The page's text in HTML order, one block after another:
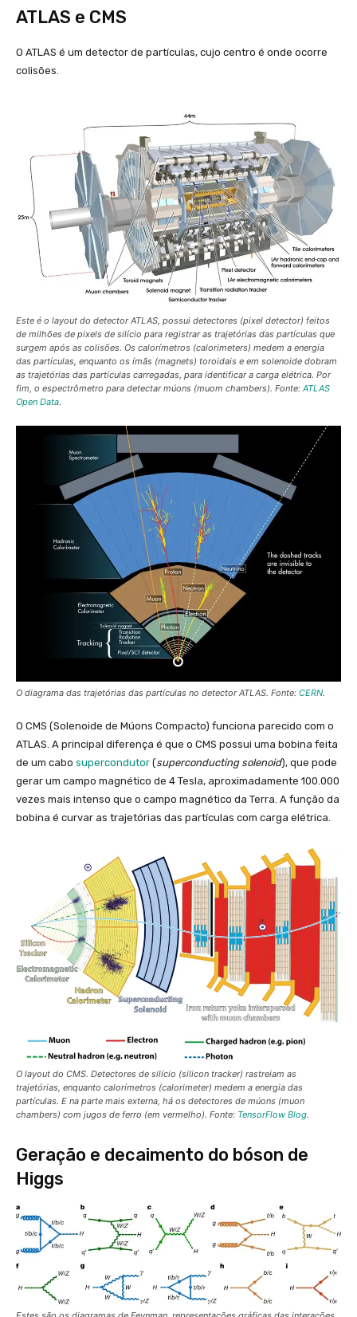
ATLAS e CMS
O ATLAS é um detector de partículas, cujo centro é onde ocorre
colisões.
Este é o layout do detector ATLAS, possui detectores (pixel detector) feitos
de milhões de pixels de silício para registrar as trajetórias das partículas que
surgem após as colisões. Os calorímetros (calorimeters) medem a energia
das partículas, enquanto os ímãs (magnets) toroidais e em solenoide dobram
as trajetórias das partículas carregadas, para identificar a carga elétrica. Por
fim, o espectrômetro para detectar múons (muom chambers). Fonte: ATLAS
Open Data.
O diagrama das trajetórias das partículas no detector ATLAS. Fonte: CERN.
O CMS (Solenoide de Múons Compacto) funciona parecido com o
ATLAS. A principal diferença é que o CMS possui uma bobina feita
de um cabo supercondutor (superconducting solenoid), que pode
gerar um campo magnético de 4 Tesla, aproximadamente 100.000
vezes mais intenso que o campo magnético da Terra. A função da
bobina é curvar as trajetórias das partículas com carga elétrica.
O layout do CMS. Detectores de silício (silicon tracker) rastreiam as
trajetórias, enquanto calorímetros (calorimeter) medem a energia das
partículas. E na parte mais externa, há os detectores de múons (muon
chambers) com jugos de ferro (em vermelho). Fonte: TensorFlow Blog.
Geração e decaimento do bóson de
Higgs